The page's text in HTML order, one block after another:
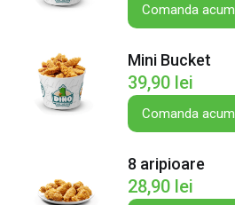
Comanda acum
Mini Bucket
39,90 lei
Comanda acum
8 aripioare
28,90 lei